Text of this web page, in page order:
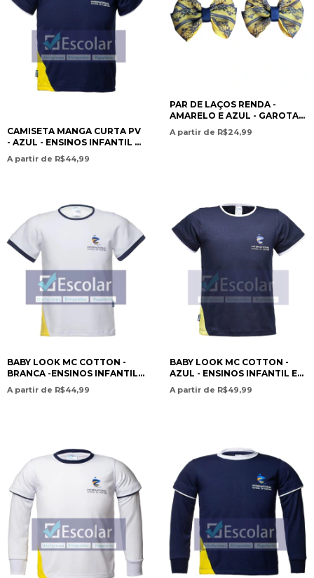
CAMISETA MANGA CURTA PV
- AZUL - ENSINOS INFANTIL E
FUNDAMENTAL / SHORT-
SLEEVE PV T-SHIRT – BLUE –
A partir de R$44,99
PAR DE LAÇOS RENDA -
AMARELO E AZUL - GAROTA
DO LAÇO
A partir de R$24,99
BABY LOOK MC COTTON -
BRANCA -ENSINOS INFANTIL
E FUNDAMENTAL / SHORT-
SLEEVE BABY LOOK COTTON
A partir de R$44,99
BABY LOOK MC COTTON -
AZUL - ENSINOS INFANTIL E
FUNDAMENTAL / SHORT-
SLEEVE BABY LOOK COTTON
A partir de R$49,99